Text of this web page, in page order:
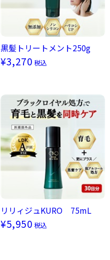
黒髪トリートメント250g
¥3,270 税込
リリィジュKURO 75mL
¥5,950 税込